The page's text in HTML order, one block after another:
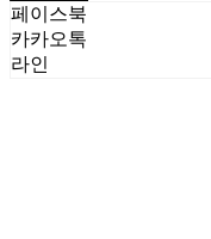
페이스북
카카오톡
라인